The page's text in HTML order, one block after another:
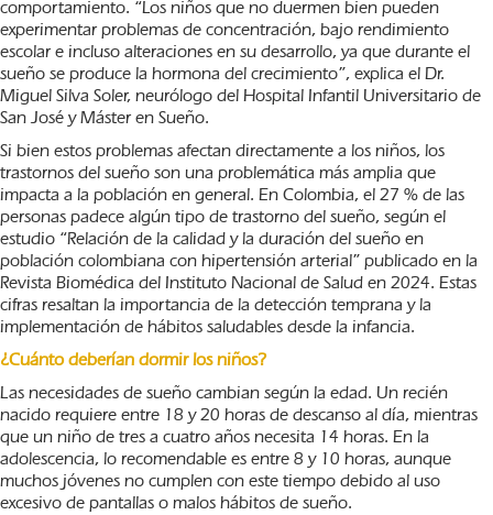
comportamiento. “Los niños que no duermen bien pueden
experimentar problemas de concentración, bajo rendimiento
escolar e incluso alteraciones en su desarrollo, ya que durante el
sueño se produce la hormona del crecimiento”, explica el Dr.
Miguel Silva Soler, neurólogo del Hospital Infantil Universitario de
San José y Máster en Sueño.
Si bien estos problemas afectan directamente a los niños, los
trastornos del sueño son una problemática más amplia que
impacta a la población en general. En Colombia, el 27 % de las
personas padece algún tipo de trastorno del sueño, según el
estudio “Relación de la calidad y la duración del sueño en
población colombiana con hipertensión arterial” publicado en la
Revista Biomédica del Instituto Nacional de Salud en 2024. Estas
cifras resaltan la importancia de la detección temprana y la
implementación de hábitos saludables desde la infancia.
¿Cuánto deberían dormir los niños?
Las necesidades de sueño cambian según la edad. Un recién
nacido requiere entre 18 y 20 horas de descanso al día, mientras
que un niño de tres a cuatro años necesita 14 horas. En la
adolescencia, lo recomendable es entre 8 y 10 horas, aunque
muchos jóvenes no cumplen con este tiempo debido al uso
excesivo de pantallas o malos hábitos de sueño.